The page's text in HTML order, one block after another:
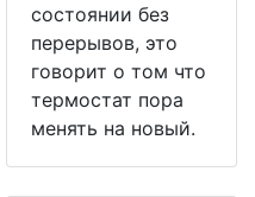
состоянии без
перерывов, это
говорит о том что
термостат пора
менять на новый.